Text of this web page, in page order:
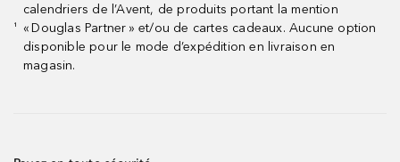
¹
calendriers de l’Avent, de produits portant la mention
« Douglas Partner » et/ou de cartes cadeaux. Aucune option
disponible pour le mode d’expédition en livraison en
magasin.